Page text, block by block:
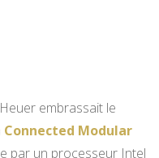
embrassait le
Connected Modular
par un processeur Intel